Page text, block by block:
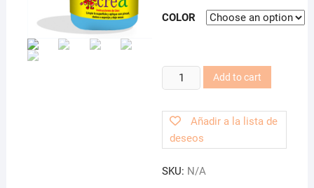
COLOR
Acrílicos
Crea
100
ML
Add to cart
Añadir a la lista de
deseos
SKU: N/A